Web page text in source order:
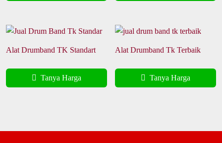
Alat Drumband TK Standart
Tanya Harga
Alat Drumband Tk Terbaik
Tanya Harga